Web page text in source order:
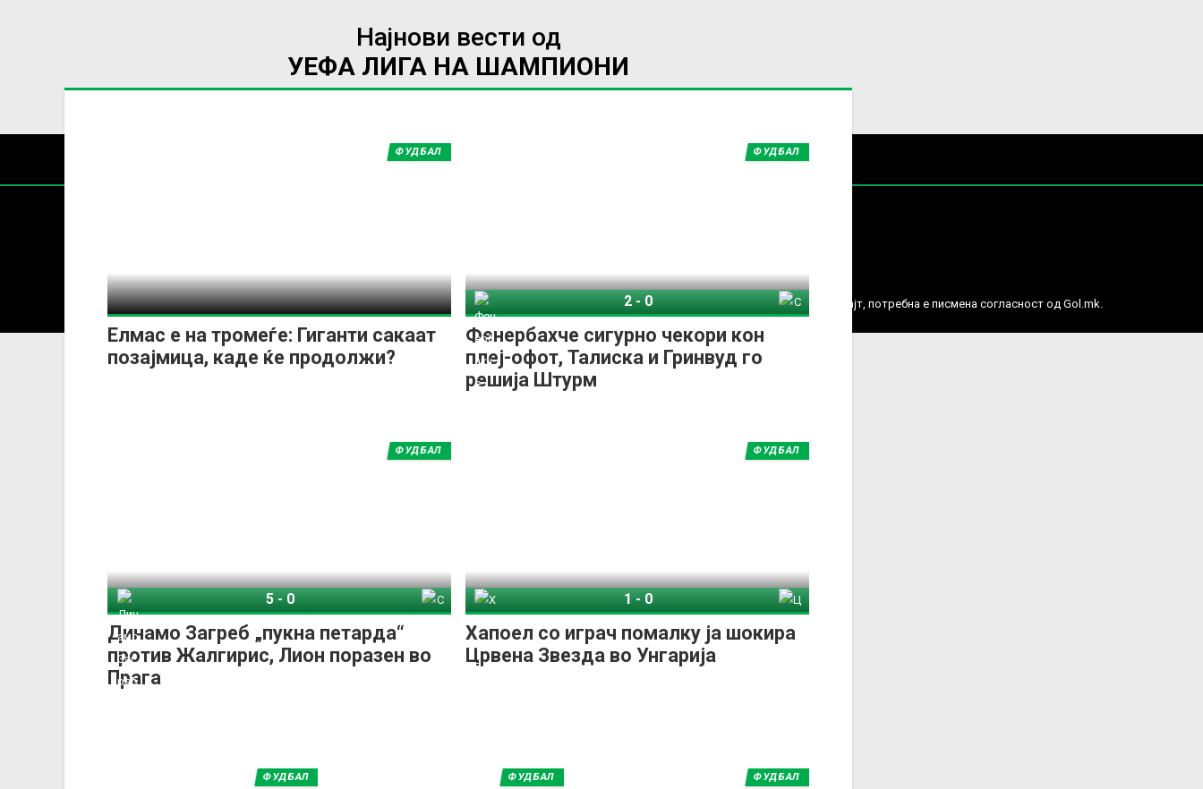
Најнови вести од
УЕФА ЛИГА НА ШАМПИОНИ
Елмас e на тромеѓе: Гиганти сакаат
позајмица, каде ќе продолжи?
ФУДБАЛ
Фенербахче сигурно чекори кон
плеј-офот, Талиска и Гринвуд го
решија Штурм
ФУДБАЛ
2-0
Динамо Загреб „пукна петарда“
против Жалгирис, Лион поразен во
Прага
ФУДБАЛ
5-0
Хапоел со играч помалку ја шокира
Црвена Звезда во Унгарија
ФУДБАЛ
1-0
ФУДБАЛ ФУДБАЛ ФУДБАЛ
ИМПРЕСУМ RSS
Содржините на Gol.mk се заштитени со Законот за авторското право и сродните права.
За секоја форма на распространување, репродукција или комерцијална употреба на текстови, фотографии или податоци од овој веб сајт, потребна е писмена согласност од Gol.mk.